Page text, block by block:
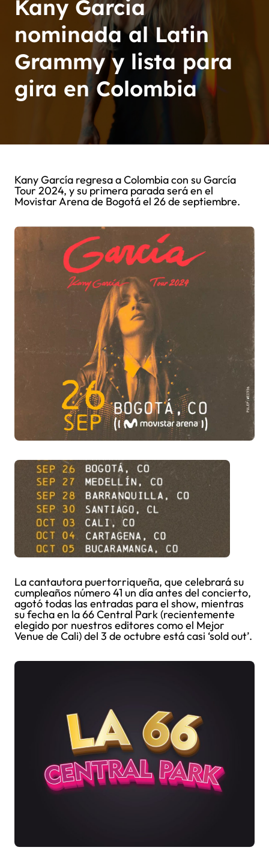
Kany Garcia
nominada al Latin
Grammy y lista para
gira en Colombia
Kany García regresa a Colombia con su García
Tour 2024, y su primera parada será en el
Movistar Arena de Bogotá el 26 de septiembre.
La cantautora puertorriqueña, que celebrará su
cumpleaños número 41 un día antes del concierto,
agotó todas las entradas para el show, mientras
su fecha en la 66 Central Park (recientemente
elegido por nuestros editores como el Mejor
Venue de Cali) del 3 de octubre está casi ‘sold out’.